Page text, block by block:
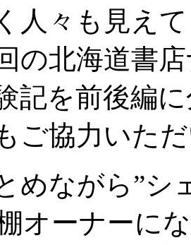
人々も見え
の北海道書
記を前後編
ご協力いた
めながら”シ
オーナーに